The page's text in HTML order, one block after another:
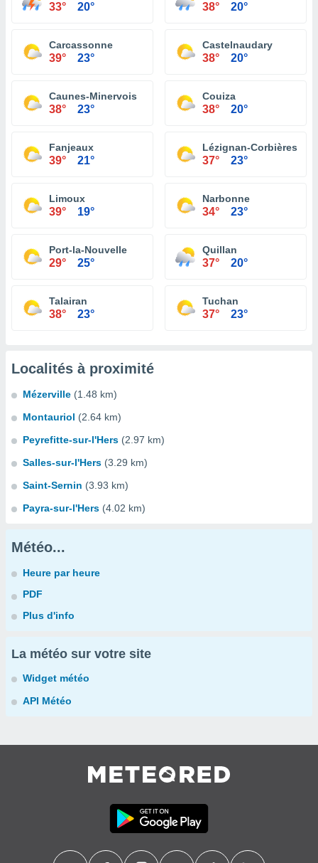
33° 20° 38° 20°
Carcassonne
39° 23°
Castelnaudary
38° 20°
Caunes-Minervois
38° 23°
Couiza
38° 20°
Fanjeaux
39° 21°
Lézignan-Corbières
37° 23°
Limoux
39° 19°
Narbonne
34° 23°
Port-la-Nouvelle
29° 25°
Quillan
37° 20°
Talairan
38° 23°
Tuchan
37° 23°
Localités à proximité
Mézerville (1.48 km)
Montauriol (2.64 km)
Peyrefitte-sur-l'Hers (2.97 km)
Salles-sur-l'Hers (3.29 km)
Saint-Sernin (3.93 km)
Payra-sur-l'Hers (4.02 km)
Météo...
Heure par heure
PDF
Plus d'info
La météo sur votre site
Widget météo
API Météo